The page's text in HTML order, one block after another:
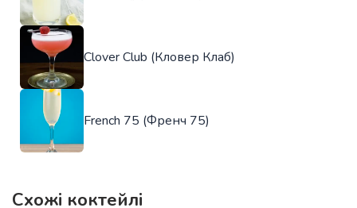
Clover Club (Кловер Клаб)
French 75 (Френч 75)
Схожі коктейлі